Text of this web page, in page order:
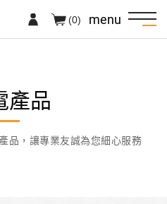
menu
(0)
產品
品，讓專業友誠為您細心服務